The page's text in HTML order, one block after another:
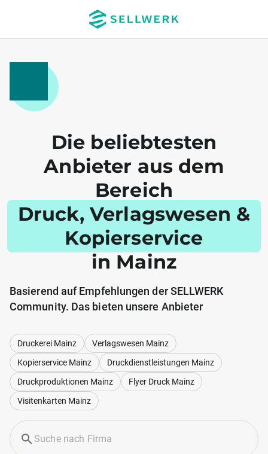
Die beliebtesten
Anbieter aus dem
Bereich
Druck, Verlagswesen &
Kopierservice
in Mainz
Basierend auf Empfehlungen der SELLWERK
Community. Das bieten unsere Anbieter
Druckerei Mainz
Verlagswesen Mainz
Kopierservice Mainz
Druckdienstleistungen Mainz
Druckproduktionen Mainz
Flyer Druck Mainz
Visitenkarten Mainz